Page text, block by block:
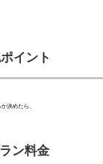
イント
決めたら、
ン料金